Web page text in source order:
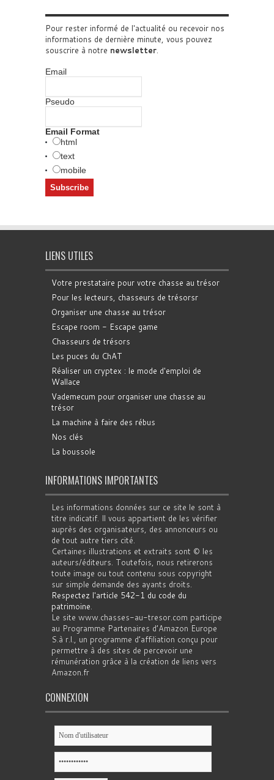
Pour rester informé de l'actualité ou recevoir nos
informations de dernière minute, vous pouvez
souscrire à notre newsletter
Email
Pseudo
Email Format
html
text
mobile
LIENS UTILES
Votre prestataire pour votre chasse au trésor
Pour les lecteurs, chasseurs de trésorsr
Organiser une chasse au trésor
Escape room - Escape game
Chasseurs de trésors
Les puces du ChAT
Réaliser un cryptex : le mode d'emploi de
Wallace
Vademecum pour organiser une chasse au
trésor
La machine à faire des rébus
Nos clés
La boussole
INFORMATIONS IMPORTANTES
Les informations données sur ce site le sont à
titre indicatif. Il vous appartient de les vérifier
auprès des organisateurs, des annonceurs ou
de tout autre tiers cité.
Certaines illustrations et extraits sont © les
auteurs/éditeurs. Toutefois, nous retirerons
toute image ou tout contenu sous copyright
sur simple demande des ayants droits.
Respectez l'article 542-1 du code du
patrimoine
Le site www.chasses-au-tresor.com participe
au Programme Partenaires d’Amazon Europe
S.à r.l., un programme d’affiliation conçu pour
permettre à des sites de percevoir une
rémunération grâce à la création de liens vers
Amazon.fr
CONNEXION